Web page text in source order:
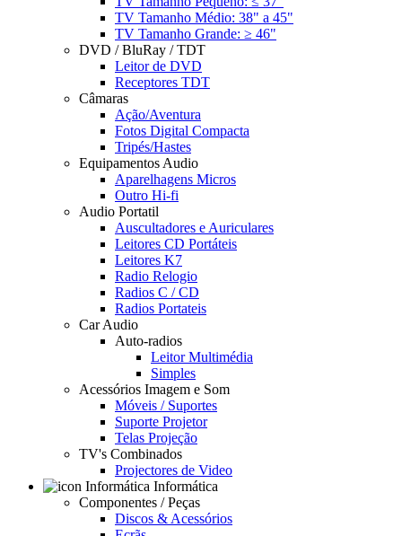
TV Tamanho Médio: 38" a 45"
TV Tamanho Grande: ≥ 46"
DVD / BluRay / TDT
Leitor de DVD
Receptores TDT
Câmaras
Ação/Aventura
Fotos Digital Compacta
Tripés/Hastes
Equipamentos Audio
Aparelhagens Micros
Outro Hi-fi
Audio Portatil
Auscultadores e Auriculares
Leitores CD Portáteis
Leitores K7
Radio Relogio
Radios C / CD
Radios Portateis
Car Audio
Auto-radios
Leitor Multimédia
Simples
Acessórios Imagem e Som
Móveis / Suportes
Suporte Projetor
Telas Projeção
TV's Combinados
Projectores de Video
Informática
Componentes / Peças
Discos & Acessórios